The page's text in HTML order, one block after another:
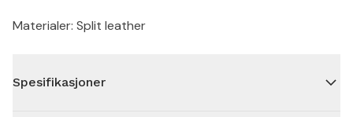
Materialer: Split leather
Spesifikasjoner